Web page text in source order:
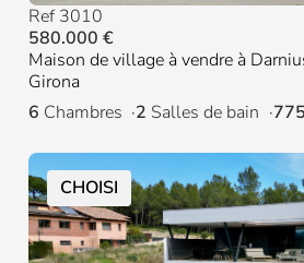
Ref 3010
580.000 €
Maison de village à vendre à
Girona
6 Chambres 2 Salles de bain
CHOISI